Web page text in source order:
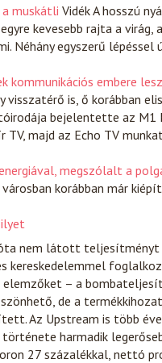
muskátli VidékA hosszú
kevesebb rajta a virág,
Néhány egyszerű
kommunikációs embere
is, ő korábban
bejelentette az
majd az Echo TV
megszólalt a
korábban már
nem látott
kereskedelemmel
– a
de a
Az Upstream is több
harmadik
27 százalékkal, nettó